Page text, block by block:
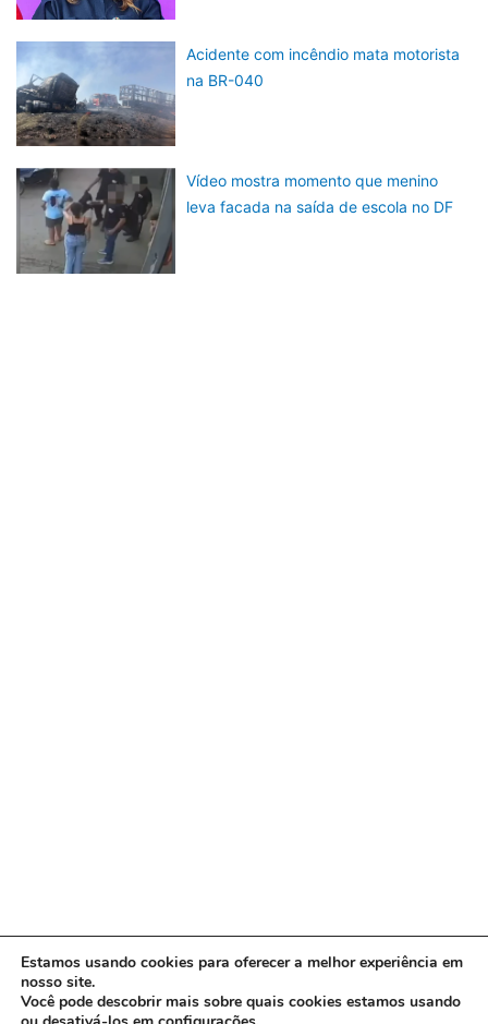
Acidente com incêndio mata motorista
na BR-040
Vídeo mostra momento que menino
leva facada na saída de escola no DF
Estamos usando cookies para oferecer a melhor experiência em
nosso site.
Você pode descobrir mais sobre quais cookies estamos usando